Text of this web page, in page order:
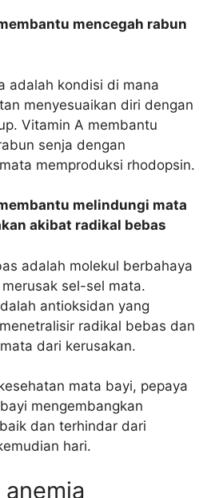
mencegah rabun
adalah kondisi di mana
menyesuaikan diri dengan
Vitamin A membantu
senja dengan
memproduksi rhodopsin.
melindungi mata
akibat radikal bebas
adalah molekul berbahaya
sel-sel mata.
antioksidan yang
radikal bebas dan
dari kerusakan.
mata bayi, pepaya
mengembangkan
dan terhindar dari
hari.